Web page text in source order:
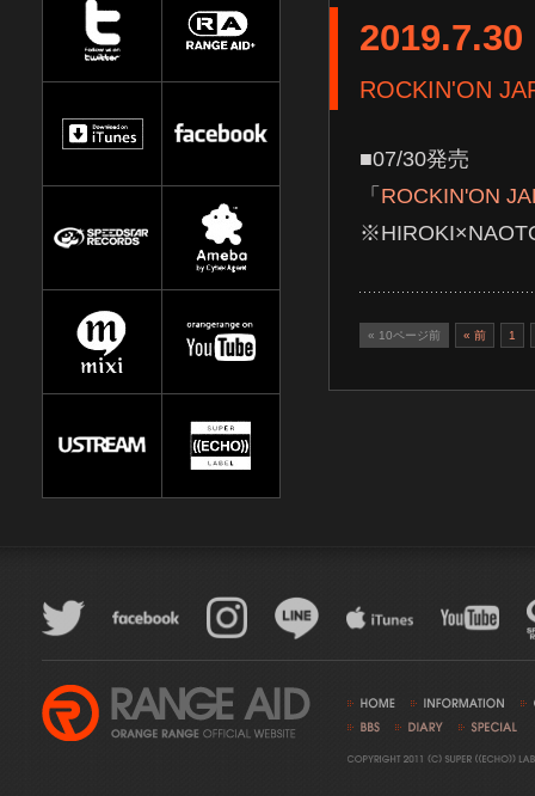
2019.7.30
ROCKIN'ON
■07/30発売
「 ROCKIN'ON
« 10ページ前 « 前 1